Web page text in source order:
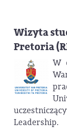
Wizyta
Pretoria
W
Leadership.